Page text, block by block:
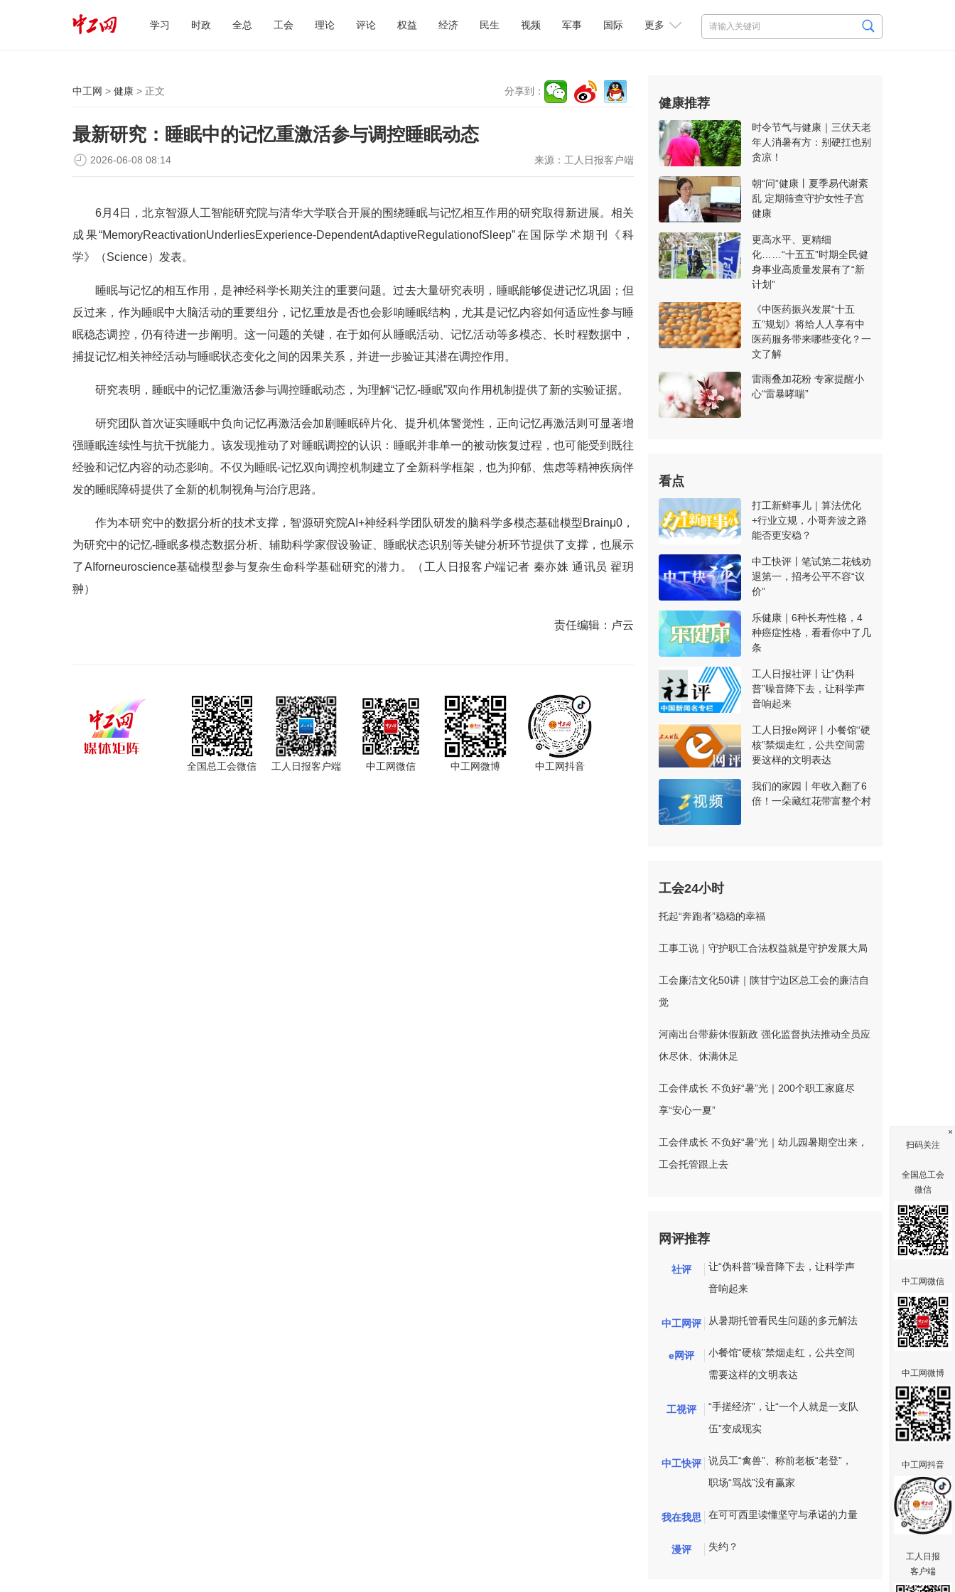
学习 时政 全总 工会 理论 评论 权益 经济 民生 视频 军事 国际 更多
中工网 > 健康 > 正文 分享到：
最新研究：睡眠中的记忆重激活参与调控睡眠动态
来源： 工人日报客户端
2026-06-08 08:14
6月4日，北京智源人工智能研究院与清华大学联合开展的围绕睡眠与记忆相互作用的研究取得新进展。相关
成果“MemoryReactivationUnderliesExperience-DependentAdaptiveRegulationofSleep”在国际学术期刊《科
学》（Science）发表。
睡眠与记忆的相互作用，是神经科学长期关注的重要问题。过去大量研究表明，睡眠能够促进记忆巩固；但
反过来，作为睡眠中大脑活动的重要组分，记忆重放是否也会影响睡眠结构，尤其是记忆内容如何适应性参与睡
眠稳态调控，仍有待进一步阐明。这一问题的关键，在于如何从睡眠活动、记忆活动等多模态、长时程数据中，
捕捉记忆相关神经活动与睡眠状态变化之间的因果关系，并进一步验证其潜在调控作用。
研究表明，睡眠中的记忆重激活参与调控睡眠动态，为理解“记忆-睡眠”双向作用机制提供了新的实验证据。
研究团队首次证实睡眠中负向记忆再激活会加剧睡眠碎片化、提升机体警觉性，正向记忆再激活则可显著增
强睡眠连续性与抗干扰能力。该发现推动了对睡眠调控的认识：睡眠并非单一的被动恢复过程，也可能受到既往
经验和记忆内容的动态影响。不仅为睡眠-记忆双向调控机制建立了全新科学框架，也为抑郁、焦虑等精神疾病伴
发的睡眠障碍提供了全新的机制视角与治疗思路。
作为本研究中的数据分析的技术支撑，智源研究院AI+神经科学团队研发的脑科学多模态基础模型Brainμ0，
为研究中的记忆-睡眠多模态数据分析、辅助科学家假设验证、睡眠状态识别等关键分析环节提供了支撑，也展示
了AIforneuroscience基础模型参与复杂生命科学基础研究的潜力。（工人日报客户端记者 秦亦姝 通讯员 翟玥
翀）
责任编辑： 卢云
全国总工会微信 工人日报客户端 中工网微信 中工网微博 中工网抖音
健康推荐
时令节气与健康｜三伏天老
年人消暑有方：别硬扛也别
贪凉！
朝“问”健康丨夏季易代谢紊
乱 定期筛查守护女性子宫
健康
更高水平、更精细
化……“十五五”时期全民健
身事业高质量发展有了“新
计划”
《中医药振兴发展“十五
五”规划》将给人人享有中
医药服务带来哪些变化？一
文了解
雷雨叠加花粉 专家提醒小
心“雷暴哮喘”
看点
打工新鲜事儿｜算法优化
+行业立规，小哥奔波之路
能否更安稳？
中工快评丨笔试第二花钱劝
退第一，招考公平不容“议
价”
乐健康｜6种长寿性格，4
种癌症性格，看看你中了几
条
工人日报社评丨让“伪科
普”噪音降下去，让科学声
音响起来
工人日报e网评丨小餐馆“硬
核”禁烟走红，公共空间需
要这样的文明表达
我们的家园丨年收入翻了6
倍！一朵藏红花带富整个村
工会24小时
托起“奔跑者”稳稳的幸福
工事工说｜守护职工合法权益就是守护发展大局
工会廉洁文化50讲｜陕甘宁边区总工会的廉洁自
觉
河南出台带薪休假新政 强化监督执法推动全员应
休尽休、休满休足
工会伴成长 不负好“暑”光｜200个职工家庭尽
享“安心一夏”
工会伴成长 不负好“暑”光｜幼儿园暑期空出来，
工会托管跟上去
网评推荐
社评
让“伪科普”噪音降下去，让科学声
音响起来
中工网评 从暑期托管看民生问题的多元解法
e网评
小餐馆“硬核”禁烟走红，公共空间
需要这样的文明表达
工视评
“手搓经济”，让“一个人就是一支队
伍”变成现实
中工快评
说员工“禽兽”、称前老板“老登”，
职场“骂战”没有赢家
我在我思 在可可西里读懂坚守与承诺的力量
漫评 失约？
扫码关注
全国总工会
微信
中工网微信
中工网微博
中工网抖音
工人日报
客户端
×